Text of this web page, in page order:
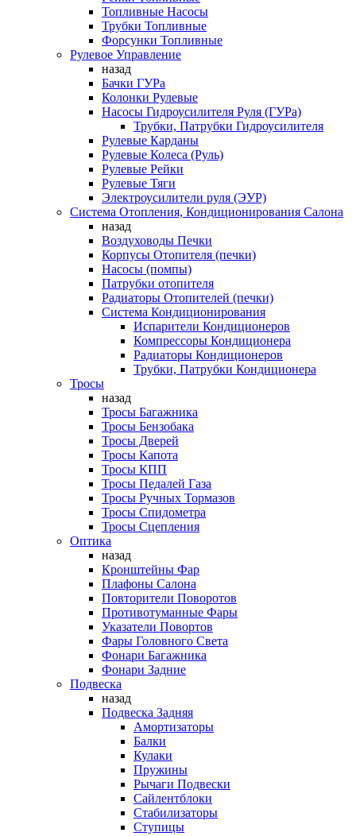
Топливные Насосы
Трубки Топливные
Форсунки Топливные
Рулевое Управление
назад
Бачки ГУРа
Колонки Рулевые
Насосы Гидроусилителя Руля (ГУРа)
Трубки, Патрубки Гидроусилителя
Рулевые Карданы
Рулевые Колеса (Руль)
Рулевые Рейки
Рулевые Тяги
Электроусилители руля (ЭУР)
Система Отопления, Кондиционирования Салона
назад
Воздуховоды Печки
Корпусы Отопителя (печки)
Насосы (помпы)
Патрубки отопителя
Радиаторы Отопителей (печки)
Система Кондиционирования
Испарители Кондиционеров
Компрессоры Кондиционера
Радиаторы Кондиционеров
Трубки, Патрубки Кондиционера
Тросы
назад
Тросы Багажника
Тросы Бензобака
Тросы Дверей
Тросы Капота
Тросы КПП
Тросы Педалей Газа
Тросы Ручных Тормазов
Тросы Спидометра
Тросы Сцепления
Оптика
назад
Кронштейны Фар
Плафоны Салона
Повторители Поворотов
Противотуманные Фары
Указатели Повортов
Фары Головного Света
Фонари Багажника
Фонари Задние
Подвеска
назад
Подвеска Задняя
Амортизаторы
Балки
Кулаки
Пружины
Рычаги Подвески
Сайлентблоки
Стабилизаторы
Ступицы